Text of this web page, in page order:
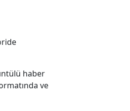
haber
ve